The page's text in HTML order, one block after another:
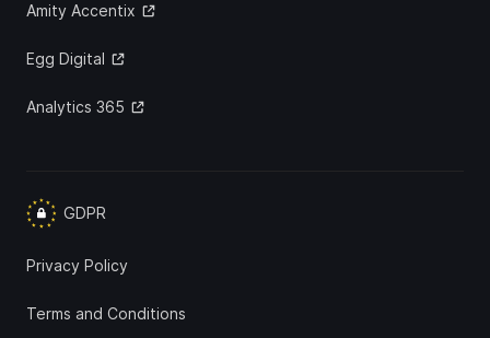
Amity Accentix
Egg Digital
Analytics 365
GDPR
Privacy Policy
Terms and Conditions